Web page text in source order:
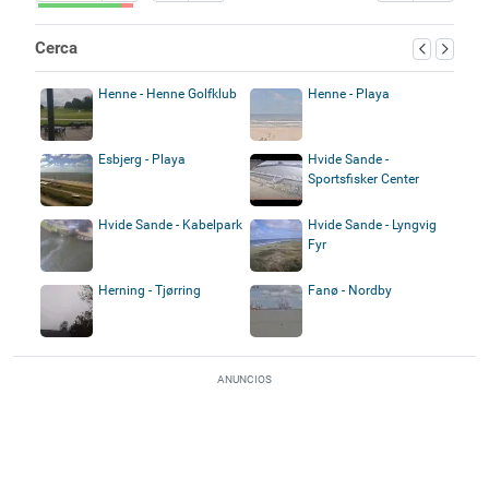
Cerca
Henne - Henne Golfklub Henne - Playa
Esbjerg - Playa
Hvide Sande -
Sportsfisker Center
Hvide Sande - Kabelpark
Hvide Sande - Lyngvig
Fyr
Herning - Tjørring Fanø - Nordby
ANUNCIOS